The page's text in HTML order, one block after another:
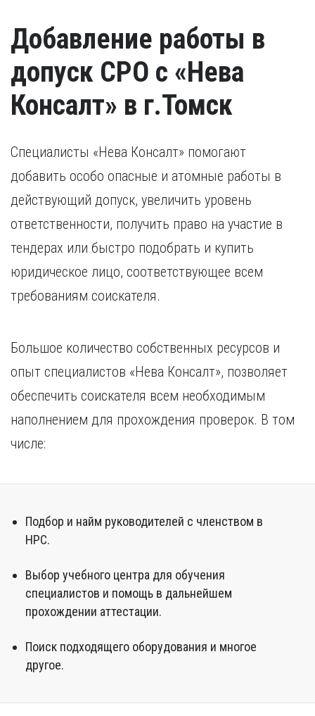
Добавление работы в
допуск СРО с «Нева
Консалт» в г.Томск
Специалисты «Нева Консалт» помогают
добавить особо опасные и атомные работы в
действующий допуск, увеличить уровень
ответственности, получить право на участие в
тендерах или быстро подобрать и купить
юридическое лицо, соответствующее всем
требованиям соискателя.
Большое количество собственных ресурсов и
опыт специалистов «Нева Консалт», позволяет
обеспечить соискателя всем необходимым
наполнением для прохождения проверок. В том
числе:
Подбор и найм руководителей с членством в
НРС.
Выбор учебного центра для обучения
специалистов и помощь в дальнейшем
прохождении аттестации.
Поиск подходящего оборудования и многое
другое.